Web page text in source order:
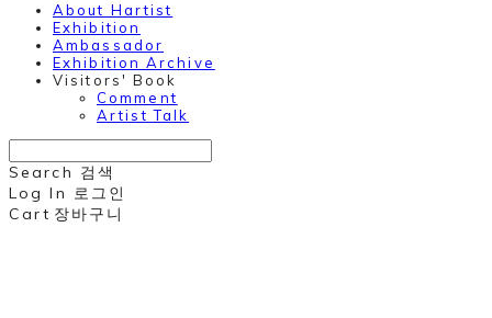
About Hartist
Exhibition
Ambassador
Exhibition Archive
Visitors' Book
Comment
Artist Talk
Search 검색
Log In 로그인
Cart 장바구니